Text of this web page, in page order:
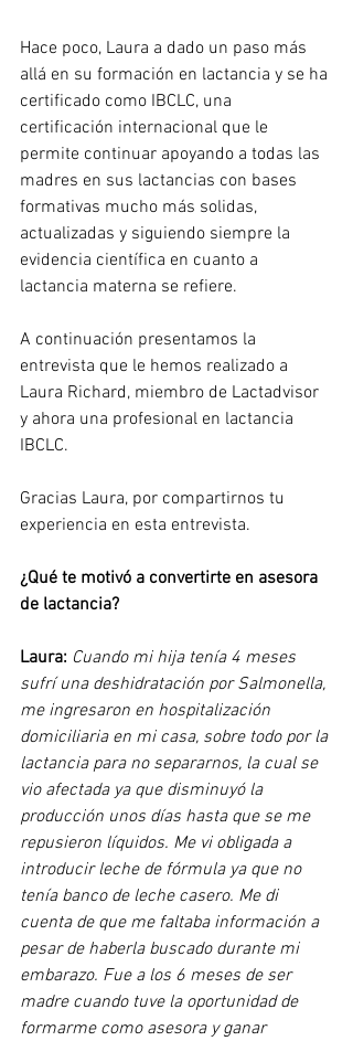
Hace poco, Laura a dado un paso más
allá en su formación en lactancia y se ha
certificado como IBCLC, una
certificación internacional que le
permite continuar apoyando a todas las
madres en sus lactancias con bases
formativas mucho más solidas,
actualizadas y siguiendo siempre la
evidencia científica en cuanto a
lactancia materna se refiere.
A continuación presentamos la
entrevista que le hemos realizado a
Laura Richard, miembro de Lactadvisor
y ahora una profesional en lactancia
IBCLC.
Gracias Laura, por compartirnos tu
experiencia en esta entrevista.
¿Qué te motivó a convertirte en asesora
de lactancia?
Laura: Cuando mi hija tenía 4 meses
sufrí una deshidratación por Salmonella,
me ingresaron en hospitalización
domiciliaria en mi casa, sobre todo por la
lactancia para no separarnos, la cual se
vio afectada ya que disminuyó la
producción unos días hasta que se me
repusieron líquidos. Me vi obligada a
introducir leche de fórmula ya que no
tenía banco de leche casero. Me di
cuenta de que me faltaba información a
pesar de haberla buscado durante mi
embarazo. Fue a los 6 meses de ser
madre cuando tuve la oportunidad de
formarme como asesora y ganar